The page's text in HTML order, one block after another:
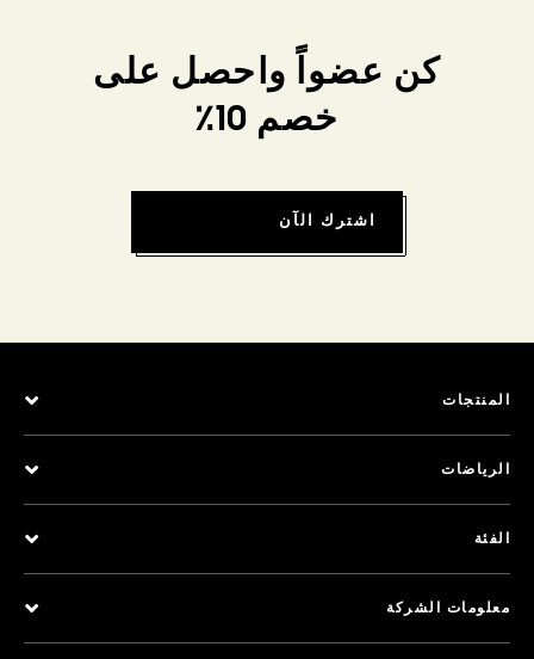
كن عضواً واحصل على
خصم 10٪
اشترك الآن
المنتجات
الرياضات
الفئة
معلومات الشركة